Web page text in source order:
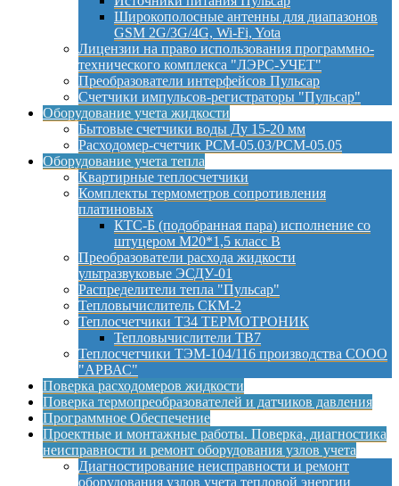
Широкополосные антенны для диапазонов
GSM 2G/3G/4G, Wi-Fi, Yota
Лицензии на право использования программно-
технического комплекса "ЛЭРС-УЧЕТ"
Преобразователи интерфейсов Пульсар
Счетчики импульсов-регистраторы "Пульсар"
Оборудование учета жидкости
Бытовые счетчики воды Ду 15-20 мм
Расходомер-счетчик РСМ-05.03/РСМ-05.05
Оборудование учета тепла
Квартирные теплосчетчики
Комплекты термометров сопротивления
платиновых
КТС-Б (подобранная пара) исполнение со
штуцером М20*1,5 класс B
Преобразователи расхода жидкости
ультразвуковые ЭСДУ-01
Распределители тепла "Пульсар"
Тепловычислитель СКМ-2
Теплосчетчики Т34 ТЕРМОТРОНИК
Тепловычислители ТВ7
Теплосчетчики ТЭМ-104/116 производства СООО
"АРВАС"
Поверка расходомеров жидкости
Поверка термопреобразователей и датчиков давления
Программное Обеспечение
Проектные и монтажные работы. Поверка, диагностика
неисправности и ремонт оборудования узлов учета
Диагностирование неисправности и ремонт
оборудования узлов учета тепловой энергии